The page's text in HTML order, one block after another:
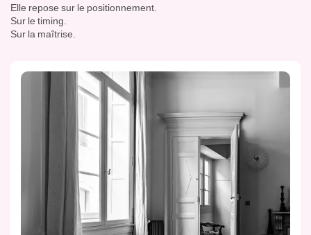
Elle repose sur le positionnement.
Sur le timing.
Sur la maîtrise.